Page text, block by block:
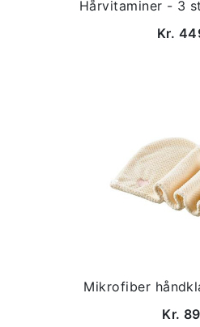
Hårvitaminer - 3
Kr.
Mikrofiber
Kr. 89